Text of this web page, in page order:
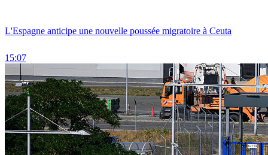
L'Espagne anticipe une nouvelle poussée migratoire à Ceuta
15:07